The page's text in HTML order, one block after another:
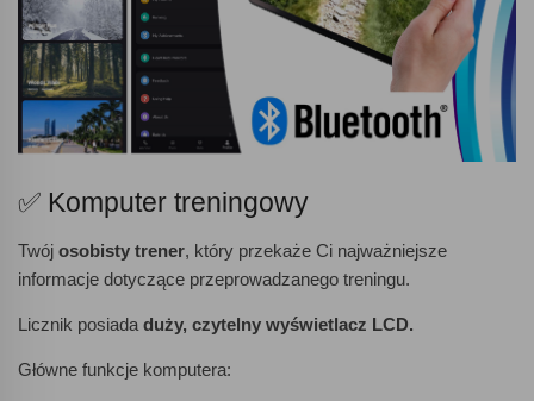
✅ Komputer treningowy
Twój osobisty trener, który przekaże Ci najważniejsze
informacje dotyczące przeprowadzanego treningu.
Licznik posiada duży, czytelny wyświetlacz LCD.
Główne funkcje komputera: